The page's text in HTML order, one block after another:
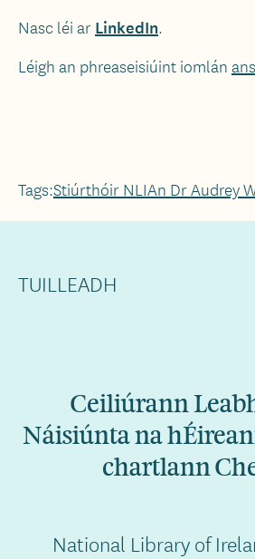
Nasc léi arLinkedIn.
Léigh an phreaseisiúint iomlán
Tags:Stiúrthóir NLIAn Dr Audrey
TUILLEADH
Ceiliúrann
Náisiúnta na
chartlann
National Library of